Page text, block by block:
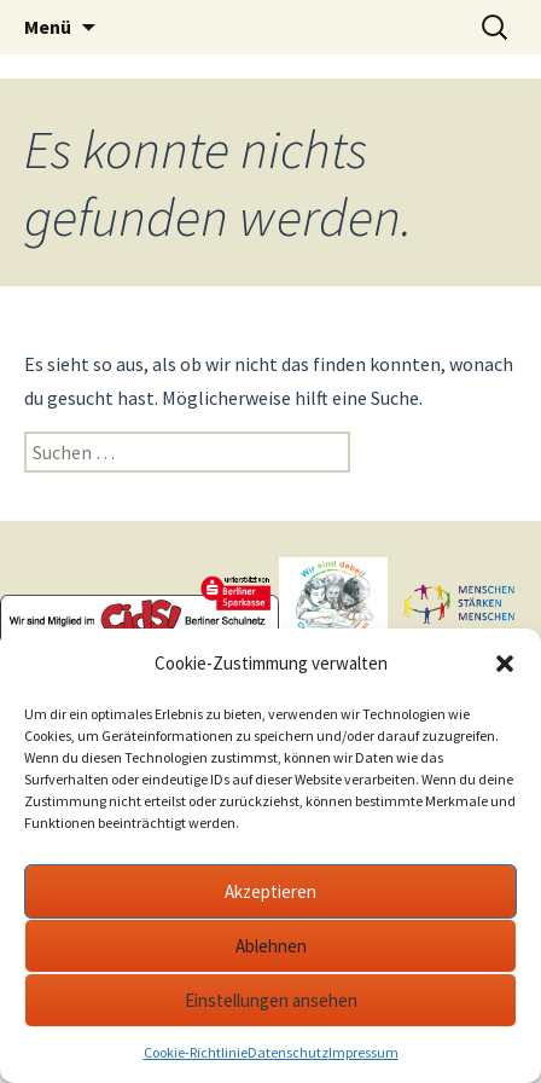
Cookie-Zustimmung verwalten
Um dir ein optimales Erlebnis zu bieten, verwenden wir Technologien wie
Cookies, um Geräteinformationen zu speichern und/oder darauf zuzugreifen.
Wenn du diesen Technologien zustimmst, können wir Daten wie das
Surfverhalten oder eindeutige IDs auf dieser Website verarbeiten. Wenn du deine
Zustimmung nicht erteilst oder zurückziehst, können bestimmte Merkmale und
Funktionen beeinträchtigt werden.
Akzeptieren
Ablehnen
Einstellungen ansehen
Cookie-RichtlinieDatenschutzImpressum
Grundschule auf
dem Tempelhofer
Feld
Menü
Inhalt
springen
Suche
nach:
Es konnte nichts
gefunden werden.
Es sieht so aus, als ob wir nicht das finden konnten, wonach
du gesucht hast. Möglicherweise hilft eine Suche.
Suche